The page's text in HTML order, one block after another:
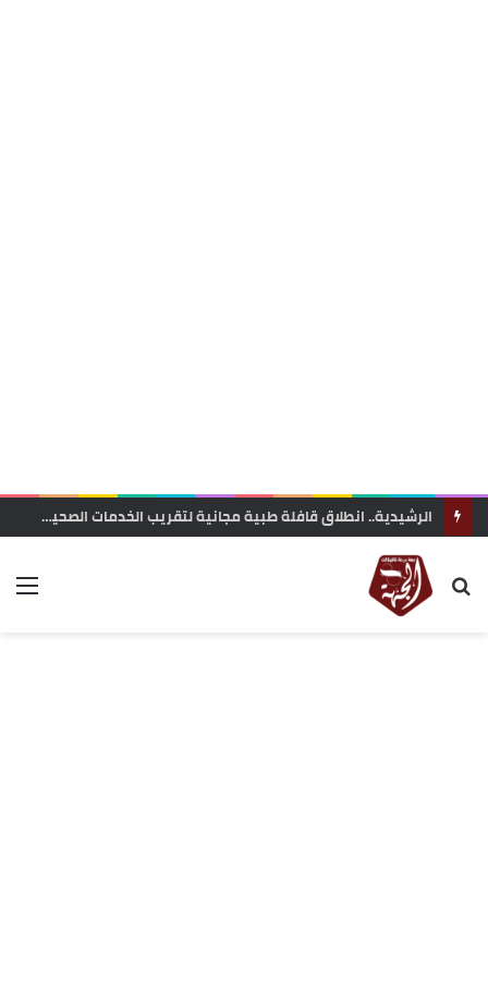
الرشيدية.. انطلاق قافلة طبية مجانية لتقريب الخدمات الصحية من ساكنة تنجداد وفركلة العليا